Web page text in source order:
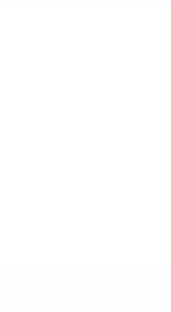
żywotność
ale wciąż pozostają